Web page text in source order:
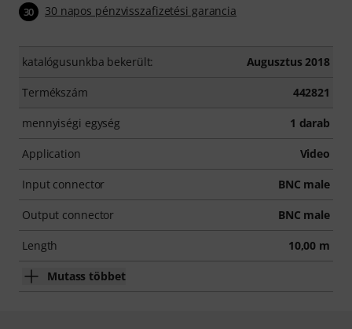
30 30 napos pénzvisszafizetési garancia
katalógusunkba bekerült: Augusztus 2018
Termékszám 442821
mennyiségi egység 1 darab
Application Video
Input connector BNC male
Output connector BNC male
Length 10,00 m
Mutass többet